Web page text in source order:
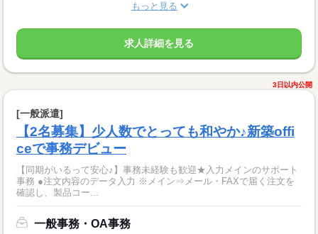
もっと見る
求人詳細を見る
3日以内公開
[一般派遣]
【2名募集】少人数でとっても和やか♪新築offi
ceで事務デビュー
【同期がいるって安心♪】事務未経験も歓迎★入力メインのサポート
事務 ●注文内容のデータ入力 ※メイン⇒メール・FAXで届く注文を
確認し、製品コー...
一般事務・OA事務